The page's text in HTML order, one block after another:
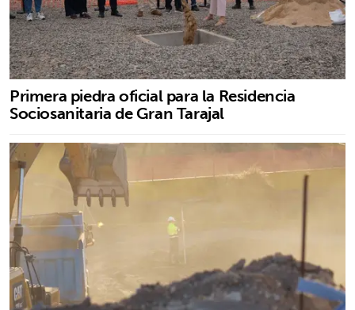
Primera piedra oficial para la Residencia
Sociosanitaria de Gran Tarajal